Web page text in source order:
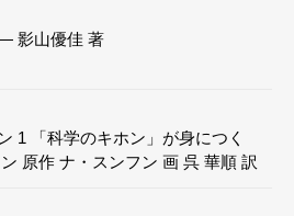
影山優佳 著
1 「科学のキホン」が身につく
原作 ナ・スンフン 画 呉 華順 訳